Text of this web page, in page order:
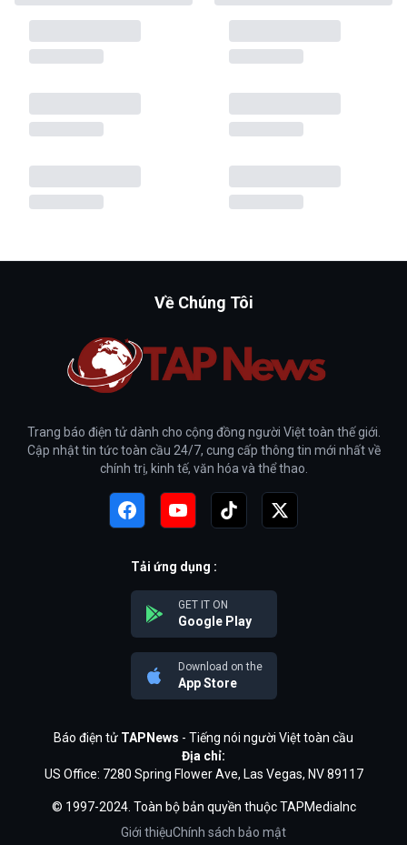
Về Chúng Tôi
Trang báo điện tử dành cho cộng đồng người Việt toàn thế giới.
Cập nhật tin tức toàn cầu 24/7, cung cấp thông tin mới nhất về
chính trị, kinh tế, văn hóa và thể thao.
Tải ứng dụng :
GET IT ON
Google Play
Download on the
App Store
Báo điện tử TAPNews - Tiếng nói người Việt toàn cầu
Địa chỉ:
US Office: 7280 Spring Flower Ave, Las Vegas, NV 89117
© 1997-2024. Toàn bộ bản quyền thuộc TAPMediaInc
Giới thiệuChính sách bảo mật